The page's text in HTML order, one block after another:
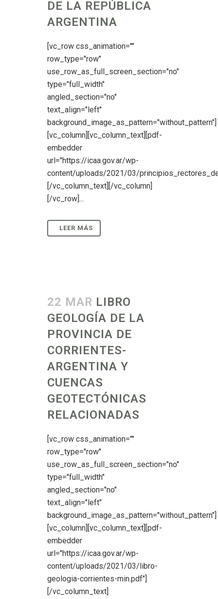
DE LA REPÚBLICA
ARGENTINA
[vc_row css_animation=""
row_type="row"
use_row_as_full_screen_section="no"
type="full_width"
angled_section="no"
text_align="left"
background_image_as_pattern="without_pattern"]
[vc_column][vc_column_text][pdf-
embedder
url="https://icaa.gov.ar/wp-
content/uploads/2021/03/
[/vc_column_text][/vc_column]
[/vc_row]...
22 MAR LIBRO
GEOLOGÍA DE LA
PROVINCIA DE
CORRIENTES-
ARGENTINA Y
CUENCAS
GEOTECTÓNICAS
RELACIONADAS
[vc_row css_animation=""
row_type="row"
use_row_as_full_screen_section="no"
type="full_width"
angled_section="no"
text_align="left"
background_image_as_pattern="without_pattern"]
[vc_column][vc_column_text][pdf-
embedder
url="https://icaa.gov.ar/wp-
content/uploads/2021/03/libro-
geologia-corrientes-min.pdf"]
[/vc_column_text]